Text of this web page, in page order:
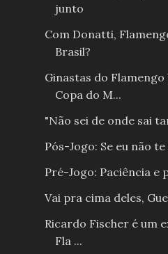
junto
Com Donatti,
Brasil?
Ginastas do
Copa do M...
"Não sei de onde sai
Pós-Jogo: Se eu não
Pré-Jogo: Paciência e
Vai pra cima deles,
Ricardo Fischer é um
Fla ...